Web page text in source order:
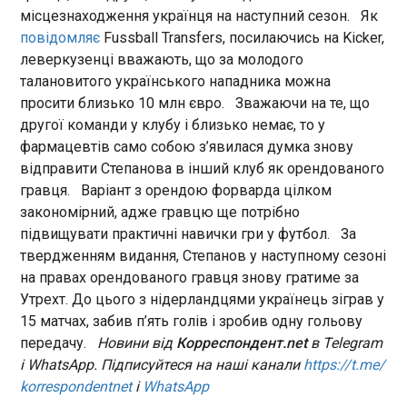
усію торгівлю з нею", - звернувся він до
американської делегації. Трамп висловив
впевненість, що це серйозне покарання, бо,
мовляв, "вони просять - будь ласка, будь
ласочка, ми хочемо з вами торгувати". Крім
того, президент анонсував припинення всіх
візитів з Іспанією. У відповідь на ці заяви в
офісі іспанського прем’єр-міністра Педро
Санчеса зазначили, що сприймають погрози
"спокійно та нормально" і продовжують
підтримувати хороші соціальні, культурні та
економічні відносини зі США, повідомляє EFE. В
іспанському уряді підкреслили, що країна
належить до Європейського Союзу, і
виокремлення окремої держави-члена є
недоречним. Вони також нагадали, що США
мають торговельний профіцит у цих взаєминах і
економічні зв’язки підтримуються приватними
компаніями, а не політиками. Варто зазначити,
що відносини між Вашингтоном і Мадридом
загострилися з початком війни США проти Ірану.
13:25:26
У першому півріччі 2026 року український
автопарк поповнили 111,5 тис. вживаних
легкових автомобілів, ввезених з-за кордону. Це
на 2% менше, ніж за аналогічний період
минулого року, повідомляє Укравтопром у
середу, 8 липня. Найбільша частка в цьому
сегменті авторинку належала бензиновим авто -
58% (у І півріччі 2025р. вони охоплювали 47%).
Далі йдуть:
ЧИТАТЬ
Атака РФ на Вишневе стала
наймасштабнішою для приватного сектору
за час повномасштабної війни
13:25:19
Російський удар по
Вишневому в ніч на 6 липня
призвів до найбільшого
руйнування приватного
сектору за весь час
повномасштабної війни,
місцезнаходження українця на наступний сезон. Як
повідомляє Fussball Transfers, посилаючись на Kicker,
леверкузенці вважають, що за молодого
талановитого українського нападника можна
просити близько 10 млн євро. Зважаючи на те, що
другої команди у клубу і близько немає, то у
фармацевтів само собою з’явилася думка знову
відправити Степанова в інший клуб як орендованого
гравця. Варіант з орендою форварда цілком
закономірний, адже гравцю ще потрібно
підвищувати практичні навички гри у футбол. За
твердженням видання, Степанов у наступному сезоні
на правах орендованого гравця знову гратиме за
Утрехт. До цього з нідерландцями українець зіграв у
15 матчах, забив п’ять голів і зробив одну гольову
передачу. Новини від Корреспондент.netв Telegram
і WhatsApp. Підписуйтеся на наші канали https://t.me/
korrespondentnetі WhatsApp